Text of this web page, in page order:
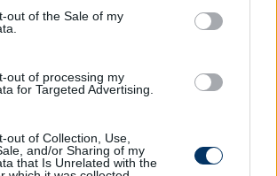
out of the Sale of my
out of processing my
for Targeted Advertising.
out of Collection, Use,
and/or Sharing of my
that Is Unrelated with the